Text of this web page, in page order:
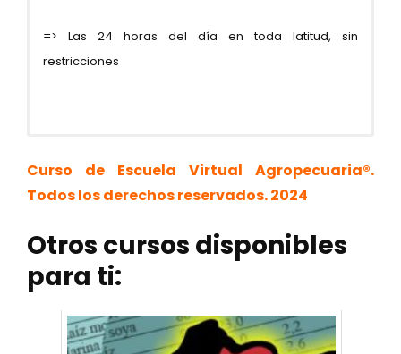
=> Las 24 horas del día en toda latitud, sin
restricciones
MÓDULO 1
Bovino
INSCRIPCIÓN DESDE PERÚ:
Precio Super Especial por pocos días – ¡50%
Whatsapp (Consultas): +51 907 792 461 /
+58 412-5400240
cursos@escuelavirtualagropecuaria.com
Curso de Escuela Virtual Agropecuaria®.
Todos los derechos reservados. 2024
Otros cursos disponibles
para ti: